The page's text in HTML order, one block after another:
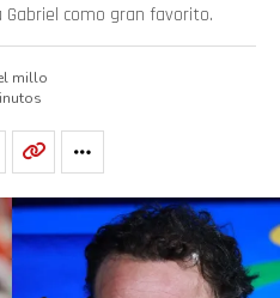
como gran favorito.
millo